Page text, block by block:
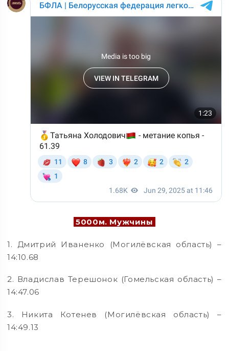
5000м. Мужчины
1. Дмитрий Иваненко (Могилёвская область) –
14:10.68
2. Владислав Терешонок (Гомельская область) –
14:47.06
3. Никита Котенев (Могилёвская область) –
14:49.13